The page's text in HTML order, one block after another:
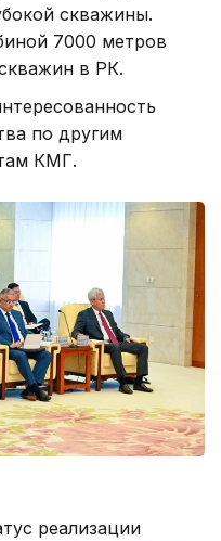
скважины.
7000 метров
в РК.
по другим
КМГ.
реализации